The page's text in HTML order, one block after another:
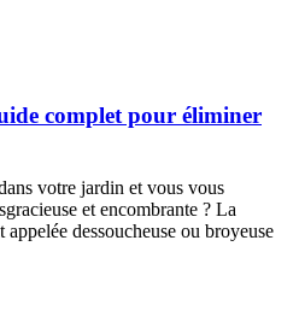
complet pour éliminer
votre jardin et vous vous
et encombrante ? La
dessoucheuse ou broyeuse